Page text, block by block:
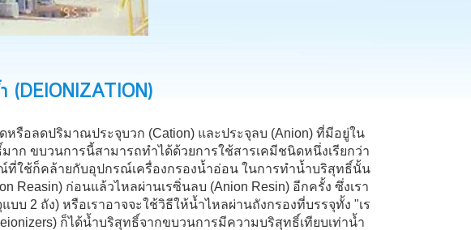
(DEIONIZATION)
รือลดปริมาณประจุบวก (Cation) และประจุลบ (Anion) ที่มีอยู่ใน
ก ขบวนการนี้สามารถทำได้ด้วยการใช้สารเคมีชนิดหนึ่งเรียกว่า
ณ์ที่ใช้ก็คล้ายกับอุปกรณ์เครื่องกรองน้ำอ่อน ในการทำน้ำบริสุทธิ์นั้น
Reasin) ก่อนแล้วไหลผ่านเรซิ่นลบ (Anion Resin) อีกครั้ง ซึ่งเรา
บบ 2 ถัง) หรือเราอาจจะใช้วิธีให้น้ำไหลผ่านถังกรองที่บรรจุทั้ง "เร
ก็ได้น้ำบริสุทธิ์จากขบวนการมีความบริสุทธิ์เทียบเท่าน้ำ